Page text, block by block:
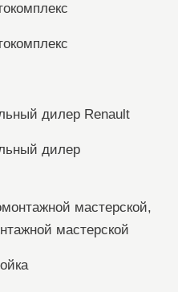
дилер Renault
дилер
мастерской,
мастерской